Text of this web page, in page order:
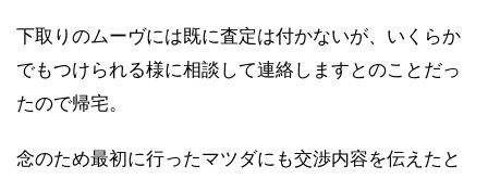
下取りのムーヴには既に査定は付かないが、いくらか
でもつけられる様に相談して連絡しますとのことだっ
たので帰宅。
念のため最初に行ったマツダにも交渉内容を伝えたと